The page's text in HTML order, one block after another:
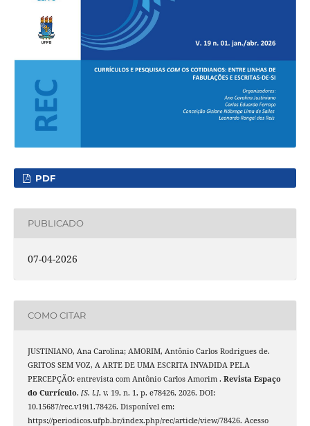
PDF
PUBLICADO
07-04-2026
COMO CITAR
JUSTINIANO, Ana Carolina; AMORIM, Antônio Carlos Rodrigues de.
GRITOS SEM VOZ, A ARTE DE UMA ESCRITA INVADIDA PELA
PERCEPÇÃO: entrevista com Antônio Carlos Amorim . Revista Espaço
do Currículo, [S. l.], v. 19, n. 1, p. e78426, 2026. DOI:
10.15687/rec.v19i1.78426. Disponível em:
https://periodicos.ufpb.br/index.php/rec/article/view/78426. Acesso